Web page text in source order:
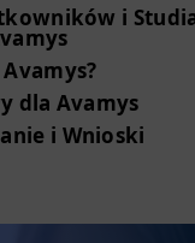
i
dla Avamys
i Wnioski